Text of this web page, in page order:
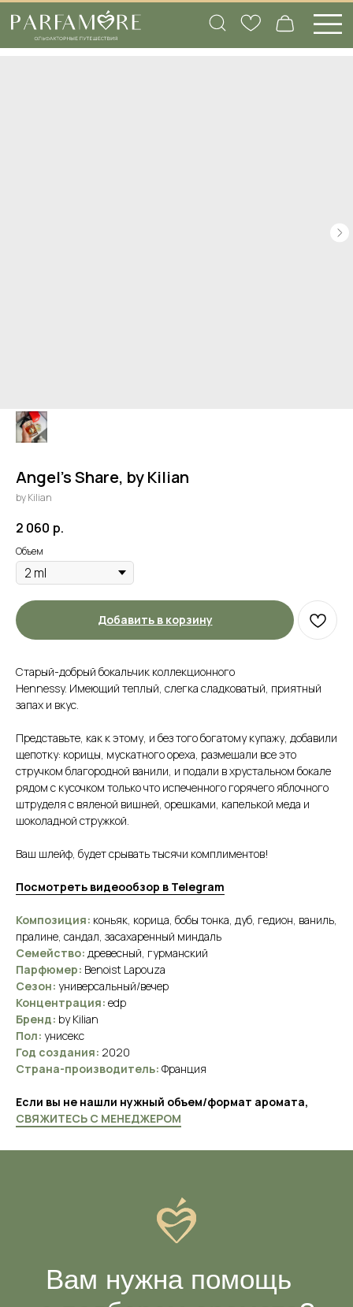
Angel's Share, by Kilian
by Kilian
2 060 р.
Объем
Добавить в корзину
Старый-добрый бокальчик коллекционного
Hennessy. Имеющий теплый, слегка сладковатый, приятный
запах и вкус.
Представьте, как к этому, и без того богатому купажу, добавили
щепотку: корицы, мускатного ореха, размешали все это
стручком благородной ванили, и подали в хрустальном бокале
рядом с кусочком только что испеченного горячего яблочного
штруделя с вяленой вишней, орешками, капелькой меда и
шоколадной стружкой.
Ваш шлейф, будет срывать тысячи комплиментов!
Посмотреть видеообзор в Telegram
Композиция: коньяк, корица, бобы тонка, дуб, гедион, ваниль,
пралине, сандал, засахаренный миндаль
Семейство: древесный, гурманский
Парфюмер: Benoist Lapouza
Сезон: универсальный/вечер
Концентрация: edp
Бренд: by Kilian
Пол: унисекс
Год создания: 2020
Страна-производитель: Франция
Если вы не нашли нужный объем/формат аромата,
СВЯЖИТЕСЬ С МЕНЕДЖЕРОМ
Вам нужна помощь
с подбором аромата?
Заполните нашу анкету, а в ответ мы
пришлем объемный список ароматов,
которые подходят именно вам, и
подарим -10% на первый заказ
Заполнить анкету